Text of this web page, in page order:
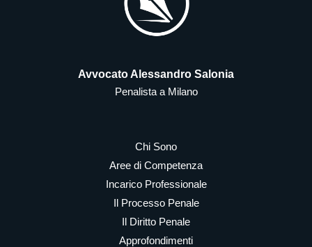
Avvocato Alessandro Salonia
Penalista a Milano
Chi Sono
Aree di Competenza
Incarico Professionale
Il Processo Penale
Il Diritto Penale
Approfondimenti